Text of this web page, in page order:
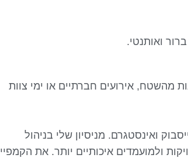
ואותנטי.
מהשטח, אירועים חברתיים או ימי צוות
ואינסטגרם. מניסיון שלי בניהול
ולמועמדים איכותיים יותר. את